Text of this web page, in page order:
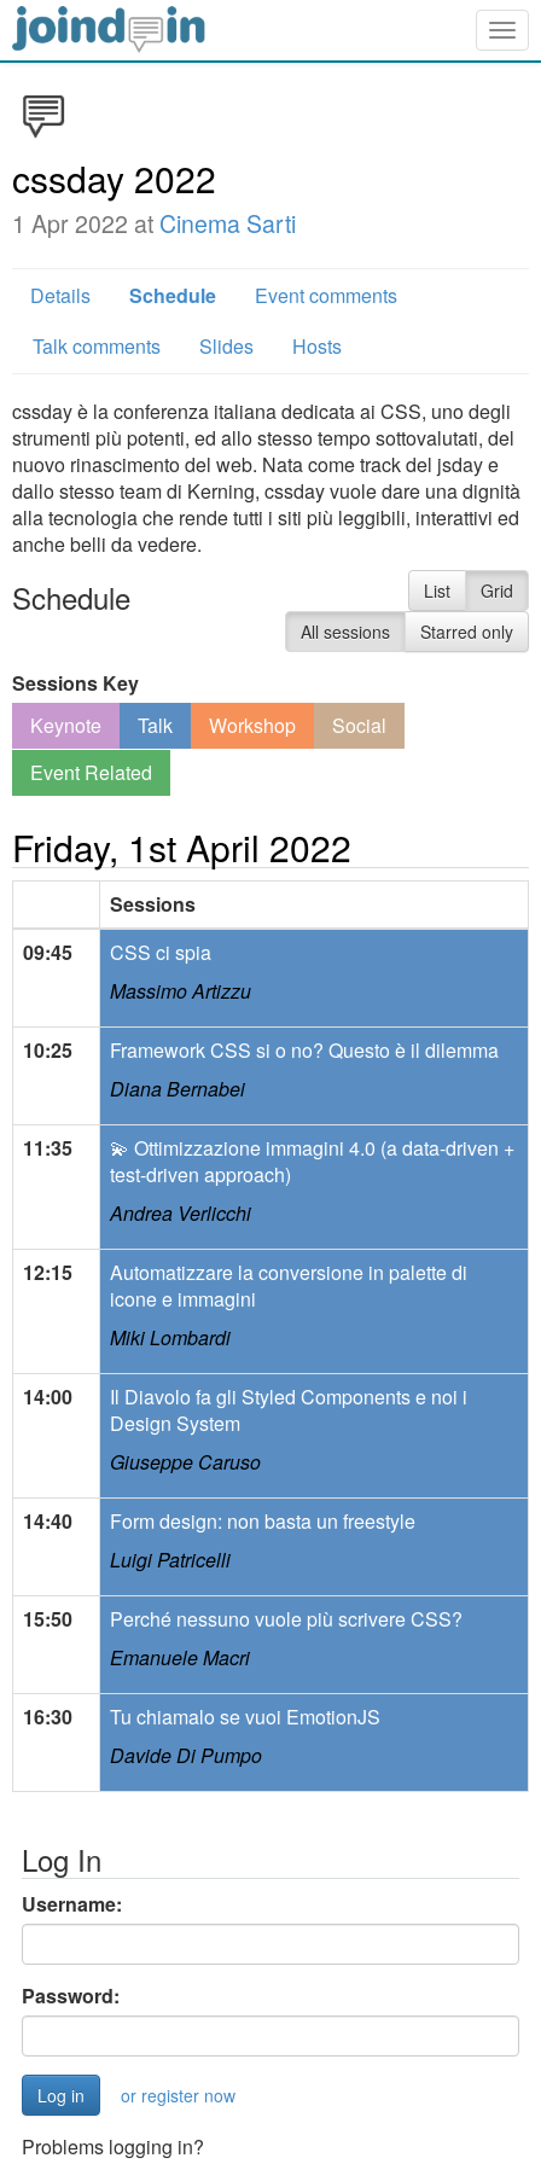
cssday 2022
1 Apr 2022 at Cinema Sarti
Details Schedule
Event comments
Talk comments
Slides Hosts
cssday è la conferenza italiana dedicata ai CSS, uno degli
strumenti più potenti, ed allo stesso tempo sottovalutati, del
nuovo rinascimento del web. Nata come track del jsday e
dallo stesso team di Kerning, cssday vuole dare una dignità
alla tecnologia che rende tutti i siti più leggibili, interattivi ed
anche belli da vedere.
Schedule List
Grid
All sessions
Starred only
Sessions Key
Keynote
Talk Workshop
Social
Event Related
Friday, 1st April 2022
Sessions
09:45
CSS ci spia
Massimo Artizzu
10:25
Framework CSS si o no? Questo è il dilemma
Diana Bernabei
11:35
💫 Ottimizzazione immagini 4.0 (a data-driven +
test-driven approach)
Andrea Verlicchi
12:15
Automatizzare la conversione in palette di
icone e immagini
Miki Lombardi
14:00
Il Diavolo fa gli Styled Components e noi i
Design System
Giuseppe Caruso
14:40
Form design: non basta un freestyle
Luigi Patricelli
15:50
Perché nessuno vuole più scrivere CSS?
Emanuele Macri
16:30
Tu chiamalo se vuoi EmotionJS
Davide Di Pumpo
Log In
Username:
Password:
or register now
Problems logging in?